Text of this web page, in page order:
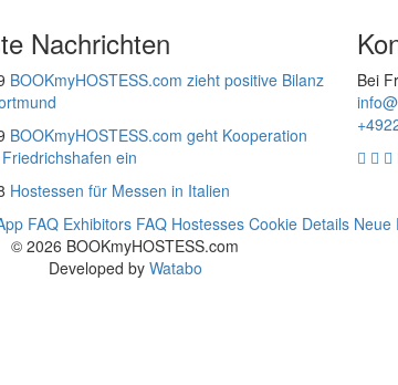
Nachrichten
BOOKmyHOSTESS.com zieht positive Bilanz
BOOKmyHOSTESS.com geht Kooperation
ein
Hostessen für Messen in Italien
Bei
FAQ Exhibitors FAQ Hostesses Cookie Details Neue
© 2026 BOOKmyHOSTESS.com
Developed by Watabo